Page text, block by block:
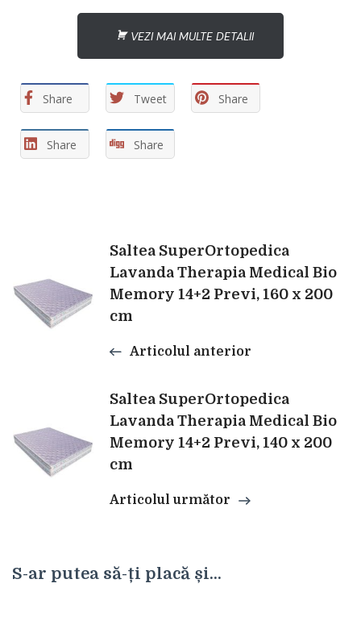
VEZI MAI MULTE DETALII
Share Tweet Share
Share Share
Navigare
în
articole
Saltea SuperOrtopedica
Lavanda Therapia Medical Bio
Memory 14+2 Previ, 160 x 200
cm
Articolul anterior
Saltea SuperOrtopedica
Lavanda Therapia Medical Bio
Memory 14+2 Previ, 140 x 200
cm
Articolul următor
S-ar putea să-ți placă și...